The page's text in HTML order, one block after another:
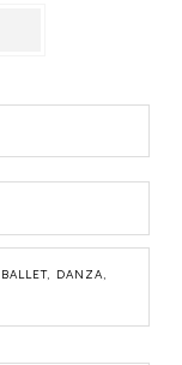
BALLET, DANZA